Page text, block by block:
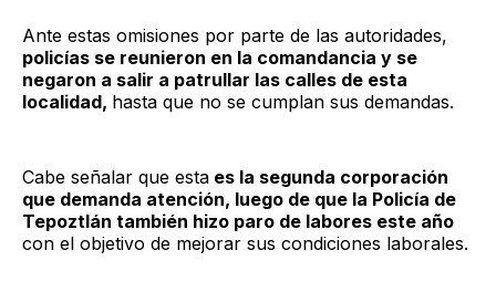
Ante estas omisiones por parte de las autoridades,
policías se reunieron en la comandancia y se
negaron a salir a patrullar las calles de esta
localidad, hasta que no se cumplan sus demandas.
Cabe señalar que esta es la segunda corporación
que demanda atención, luego de que la Policía de
Tepoztlán también hizo paro de labores este año
con el objetivo de mejorar sus condiciones laborales.